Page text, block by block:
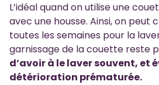
L’idéal quand on utilise une
avec une housse. Ainsi, on peut
toutes les semaines pour la
garnissage de la couette reste
d’avoir à le laver souvent, et
détérioration prématurée.